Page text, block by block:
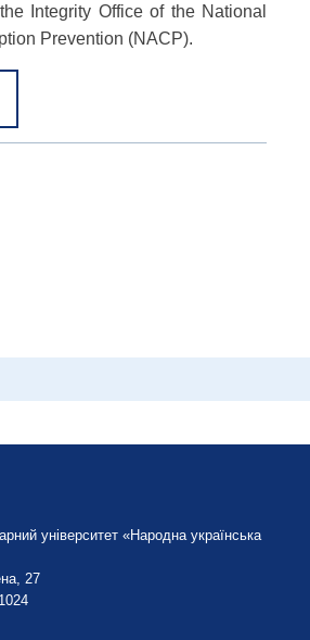
Integrity Office of the National
Prevention (NACP).
університет «Народна українська
27